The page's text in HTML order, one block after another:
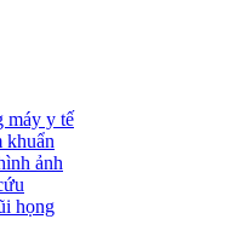
máy y tế
khuẩn
ảnh
họng